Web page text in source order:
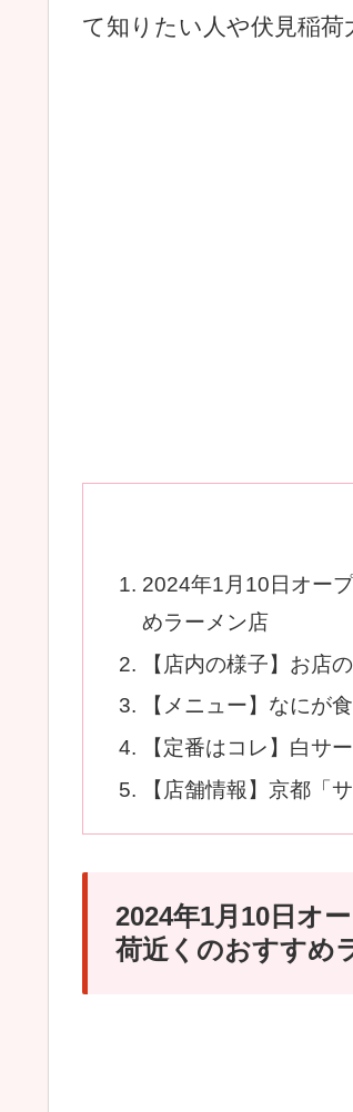
て知りたい人や伏見稲荷
2024年1月10日オー
めラーメン店
【店内の様子】お店
【メニュー】なにが
【定番はコレ】白サ
【店舗情報】京都「
2024年1月10日オ
荷近くのおすすめ